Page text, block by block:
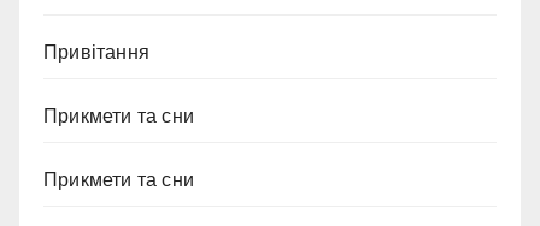
Привітання
Прикмети та сни
Прикмети та сни